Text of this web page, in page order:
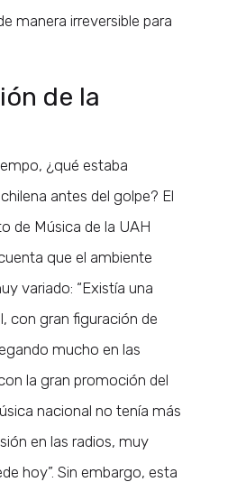
manera irreversible para
de la
¿qué estaba
antes del golpe? El
de Música de la UAH
que el ambiente
variado: “Existía una
con gran figuración de
mucho en las
la gran promoción del
nacional no tenía más
en las radios, muy
hoy”. Sin embargo, esta